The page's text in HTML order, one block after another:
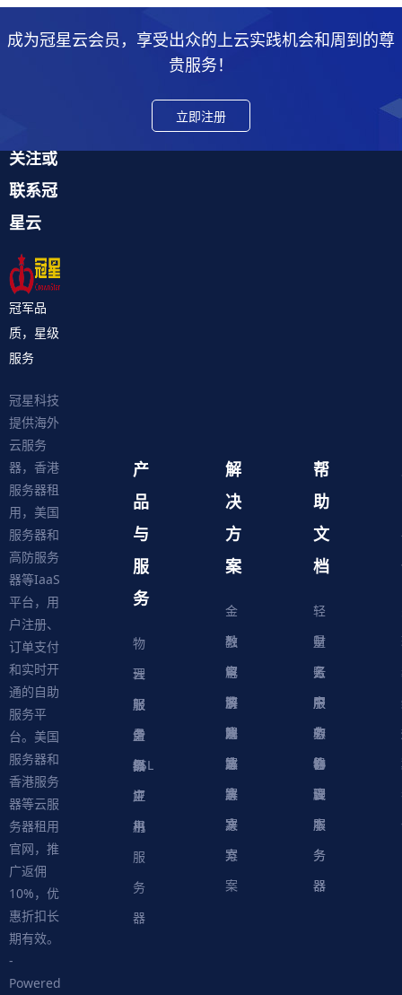
成为冠星云会员，享受出众的上云实践机会和周到的尊
贵服务！
立即注册
关注或
联系冠
星云
冠军品
质，星级
服务
冠星科技
提供海外
云服务
器，香港
服务器租
用，美国
服务器和
高防服务
器等IaaS
平台，用
户注册、
订单支付
和实时开
通的自助
服务平
台。美国
服务器和
香港服务
器等云服
务器租用
官网，推
广返佣
10%，优
惠折扣长
期有效。
-
Powered
产
品
与
服
务
物
理
服
务
器
云
服
务
器
轻
量
级
应
用
服
务
器
虚
拟
主
机
SSL
证
书
解
决
方
案
金
融
解
决
方
案
教
育
解
决
方
案
电
商
解
决
方
案
游
戏
解
决
方
案
网
站
解
决
方
案
帮
助
文
档
轻
量
云
服
务
器
财
务
中
心
账
户
中
心
服
务
协
议
软
件
脚
本
物
理
服
务
器
云
服
务
器